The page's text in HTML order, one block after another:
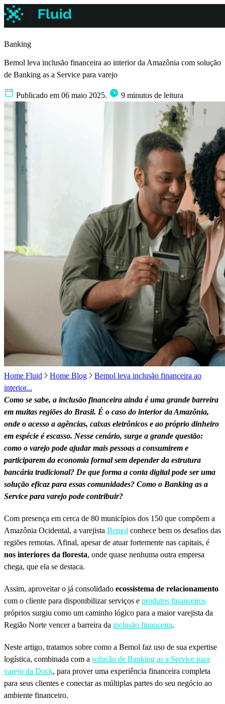
Banking
Bemol leva inclusão financeira ao interior da Amazônia com solução
de Banking as a Service para varejo
Publicado em 06 maio 2025. 9 minutos de leitura
Home Fluid Home Blog
Bemol leva inclusão financeira ao
interior...
Como se sabe, a inclusão financeira ainda é uma grande barreira
em muitas regiões do Brasil. É o caso do interior da Amazônia,
onde o acesso a agências, caixas eletrônicos e ao próprio dinheiro
em espécie é escasso. Nesse cenário, surge a grande questão:
como o varejo pode ajudar mais pessoas a consumirem e
participarem da economia formal sem depender da estrutura
bancária tradicional? De que forma a conta digital pode ser uma
solução eficaz para essas comunidades? Como o Banking as a
Service para varejo pode contribuir?
Com presença em cerca de 80 municípios dos 150 que compõem a
Amazônia Ocidental, a varejista Bemol conhece bem os desafios das
regiões remotas. Afinal, apesar de atuar fortemente nas capitais, é
nos interiores da floresta, onde quase nenhuma outra empresa
chega, que ela se destaca.
Assim, aproveitar o já consolidado ecossistema de relacionamento
com o cliente para disponibilizar serviços e produtos financeiros
próprios surgiu como um caminho lógico para a maior varejista da
Região Norte vencer a barreira da inclusão financeira.
Neste artigo, tratamos sobre como a Bemol faz uso de sua expertise
logística, combinada com a solução de Banking as a Service para
varejo da Dock, para prover uma experiência financeira completa
para seus clientes e conectar as múltiplas partes do seu negócio ao
ambiente financeiro.